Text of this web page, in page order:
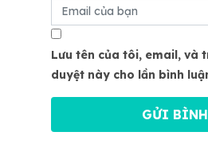
Lưu tên của tôi, email, và
duyệt này cho lần bình